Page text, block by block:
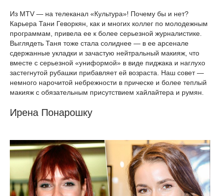
Из MTV — на телеканал «Культура»! Почему бы и нет?
Карьера Тани Геворкян, как и многих коллег по молодежным
программам, привела ее к более серьезной журналистике.
Выглядеть Таня тоже стала солиднее — в ее арсенале
сдержанные укладки и зачастую нейтральный макияж, что
вместе с серьезной «униформой» в виде пиджака и наглухо
застегнутой рубашки прибавляет ей возраста. Наш совет —
немного нарочитой небрежности в прическе и более теплый
макияж с обязательным присутствием хайлайтера и румян.
Ирена Понарошку